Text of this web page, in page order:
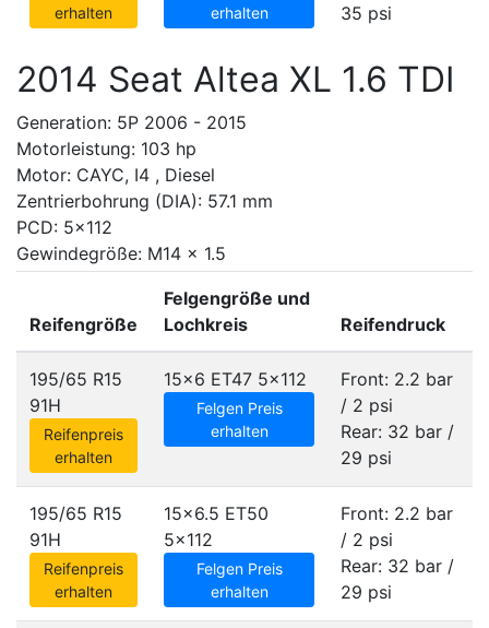
erhalten
erhalten
35 psi
2014 Seat Altea XL 1.6 TDI
Generation: 5P 2006 - 2015
Motorleistung: 103 hp
Motor: CAYC, I4 , Diesel
Zentrierbohrung (DIA): 57.1 mm
PCD: 5x112
Gewindegröße: M14 x 1.5
Reifengröße
Felgengröße und
Lochkreis
Reifendruck
195/65 R15
91H
Reifenpreis
erhalten
15x6 ET47 5x112
Felgen Preis
erhalten
Front: 2.2 bar
/ 2 psi
Rear: 32 bar /
29 psi
195/65 R15
91H
Reifenpreis
erhalten
15x6.5 ET50
5x112
Felgen Preis
erhalten
Front: 2.2 bar
/ 2 psi
Rear: 32 bar /
29 psi